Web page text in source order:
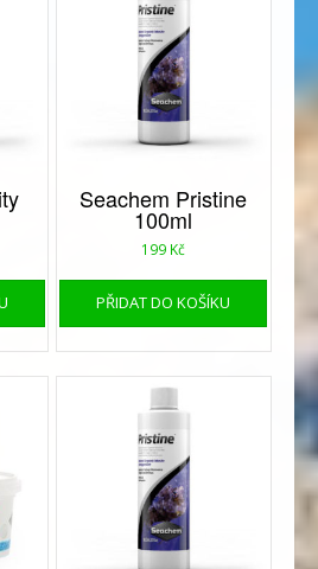
Seachem Pristine
100ml
199 Kč
PŘIDAT DO KOŠÍKU